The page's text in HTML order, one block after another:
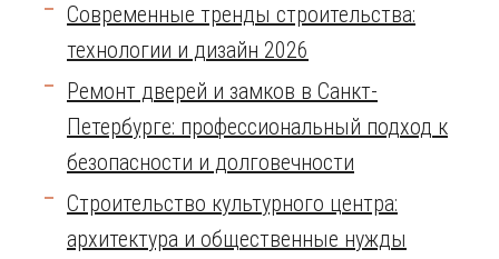
Современные тренды строительства:
технологии и дизайн 2026
Ремонт дверей и замков в Санкт-
Петербурге: профессиональный подход к
безопасности и долговечности
Строительство культурного центра:
архитектура и общественные нужды